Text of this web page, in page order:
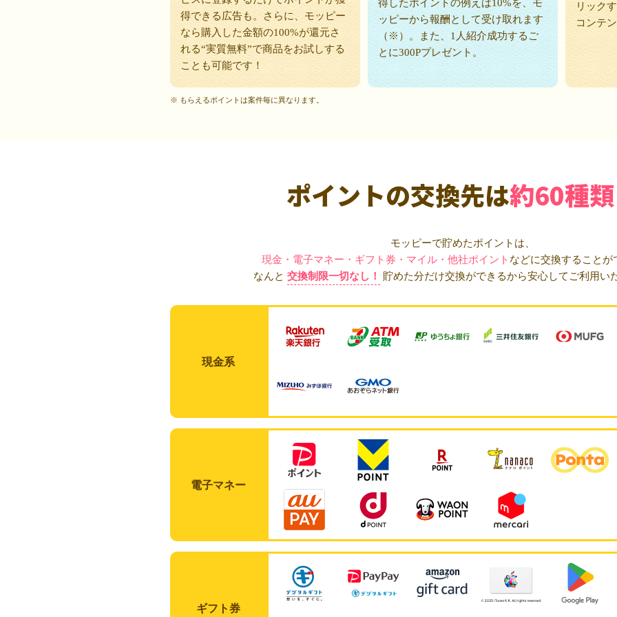
得できる広告も。さらに、モッピー
なら購入した金額の100%が還元さ
れる“実質無料”で商品をお試しする
ことも可能です！
得したポイントの例えば10%を、モ
ッピーから報酬として受け取れます
（※）。また、1人紹介成功するご
とに300Pプレゼント。
リック
コンテ
※ もらえるポイントは案件毎に異なります。
ポイントの交換先は約60種類
モッピーで貯めたポイントは、
現金・電子マネー・ギフト券・マイル・他社ポイント などに交換することが
なんと 交換制限一切なし！ 貯めた分だけ交換ができるから安心してご利用い
現金系
電子マネー
ギフト券